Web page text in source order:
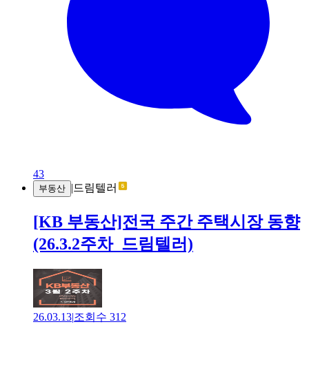
43
부동산 |드림텔러
[KB 부동산]전국 주간 주택시장 동향
(26.3.2주차_드림텔러)
26.03.13|조회수 312